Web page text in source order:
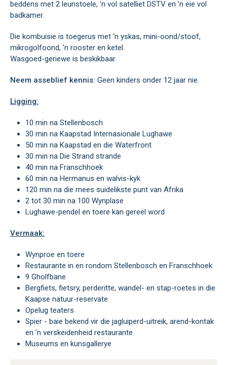
beddens met 2 leunstoele, 'n vol satelliet DSTV en 'n eie vol
badkamer.
Die kombuisie is toegerus met 'n yskas, mini-oond/stoof,
mikrogolfoond, 'n rooster en ketel.
Wasgoed-geriewe is beskikbaar.
Neem asseblief kennis: Geen kinders onder 12 jaar nie.
Ligging:
10 min na Stellenbosch
30 min na Kaapstad Internasionale Lughawe
50 min na Kaapstad en die Waterfront
30 min na Die Strand strande
40 min na Franschhoek
60 min na Hermanus en walvis-kyk
120 min na die mees suidelikste punt van Afrika
2 tot 30 min na 100 Wynplase
Lughawe-pendel en toere kan gereël word
Vermaak:
Wynproe en toere
Restaurante in en rondom Stellenbosch en Franschhoek
9 Gholfbane
Bergfiets, fietsry, perderitte, wandel- en stap-roetes in die
Kaapse natuur-reservate
Opelug teaters
Spier - baie bekend vir die jagluiperd-uitreik, arend-kontak
en 'n verskeidenheid restaurante
Museums en kunsgallerye